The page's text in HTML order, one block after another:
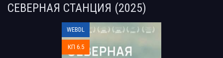
СЕВЕРНАЯ СТАНЦИЯ (2025)
WEBDL
КП 6.5